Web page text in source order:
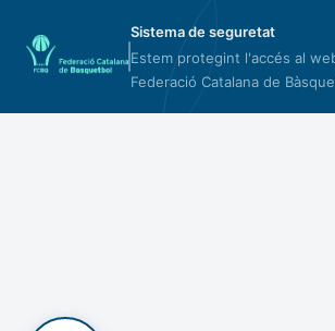
Sistema de seguretat
Estem protegint l'accés al
Federació Catalana de